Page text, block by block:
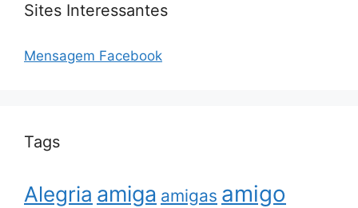
Sites Interessantes
Mensagem Facebook
Tags
Alegria amiga amigas amigo